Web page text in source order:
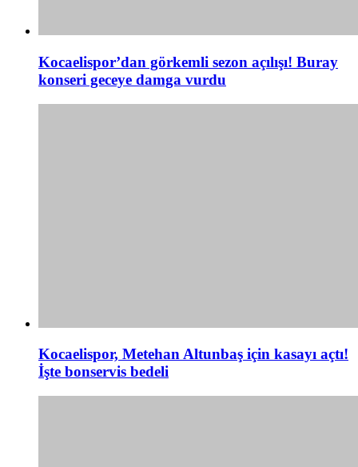
Kocaelispor’dan görkemli sezon açılışı! Buray
konseri geceye damga vurdu
Kocaelispor, Metehan Altunbaş için kasayı açtı!
İşte bonservis bedeli